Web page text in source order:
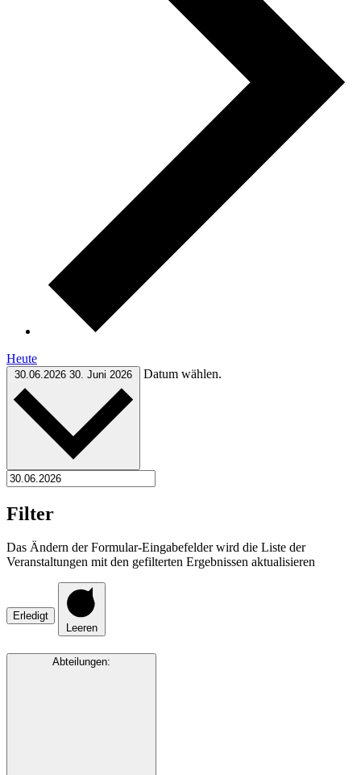
Heute
30.06.2026 30. Juni 2026 Datum wählen.
Filter
Das Ändern der Formular-Eingabefelder wird die Liste der
Veranstaltungen mit den gefilterten Ergebnissen aktualisieren
Erledigt
Leeren
Abteilungen: